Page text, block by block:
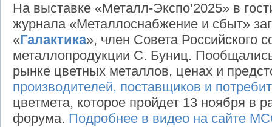
На выставке «Металл-Экспо’2025» в
журнала «Металлоснабжение и сбыт»
«Галактика», член Совета Российского
металлопродукции С. Буниц.
рынке цветных металлов, ценах и
производителей, поставщиков и
цветмета, которое пройдет 13 ноября в
форума. Подробнее в видео на сайте